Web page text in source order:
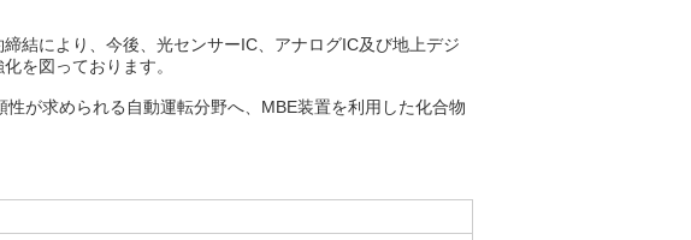
結により、今後、光センサーIC、アナログIC及び地上デジ
を図っております。
が求められる自動運転分野へ、MBE装置を利用した化合物